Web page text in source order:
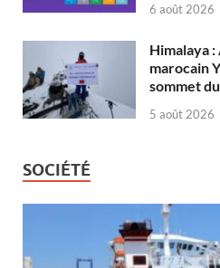
6 août 2026
Himalaya :
marocain
sommet
5 août 2026
SOCIÉTÉ